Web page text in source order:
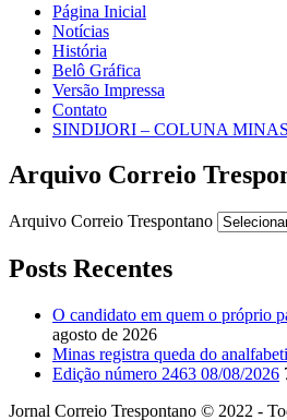
Página Inicial
Notícias
História
Belô Gráfica
Versão Impressa
Contato
SINDIJORI – COLUNA
Arquivo Correio
Arquivo Correio Trespontano
Posts Recentes
O candidato em quem o próprio
agosto de 2026
Minas registra queda do
Edição número 2463 08/08/2026
Jornal Correio Trespontano © 2022 -